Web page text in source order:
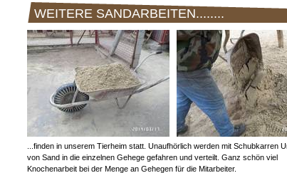
WEITERE SANDARBEITEN........
...finden in unserem Tierheim statt. Unaufhörlich werden mit Schubkarren
von Sand in die einzelnen Gehege gefahren und verteilt. Ganz schön viel
Knochenarbeit bei der Menge an Gehegen für die Mitarbeiter.